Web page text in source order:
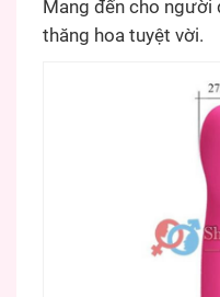
Mang đến cho người
thăng hoa tuyệt vời.